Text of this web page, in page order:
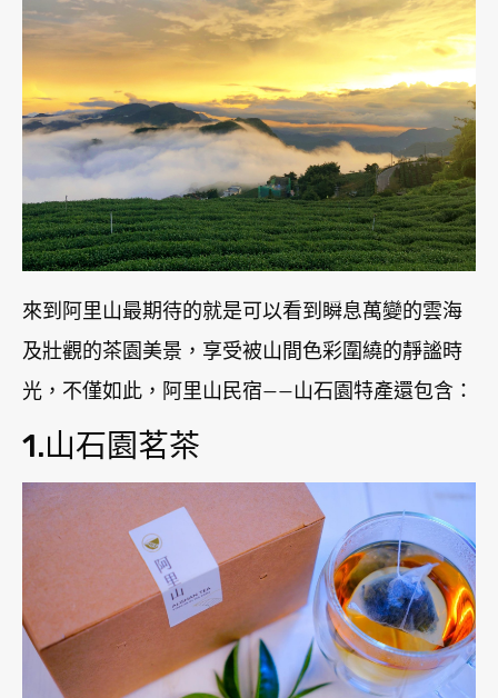
來到阿里山最期待的就是可以看到瞬息萬變的雲海
及壯觀的茶園美景，享受被山間色彩圍繞的靜謐時
光，不僅如此，阿里山民宿——山石園特產還包含：
1.山石園茗茶